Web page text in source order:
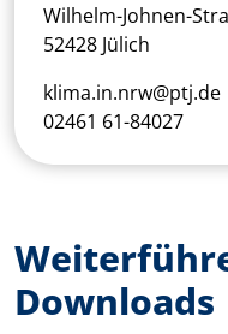
Wilhelm-Johnen-
52428 Jülich
klima.in.nrw@ptj.de
02461 61-84027
Downloads